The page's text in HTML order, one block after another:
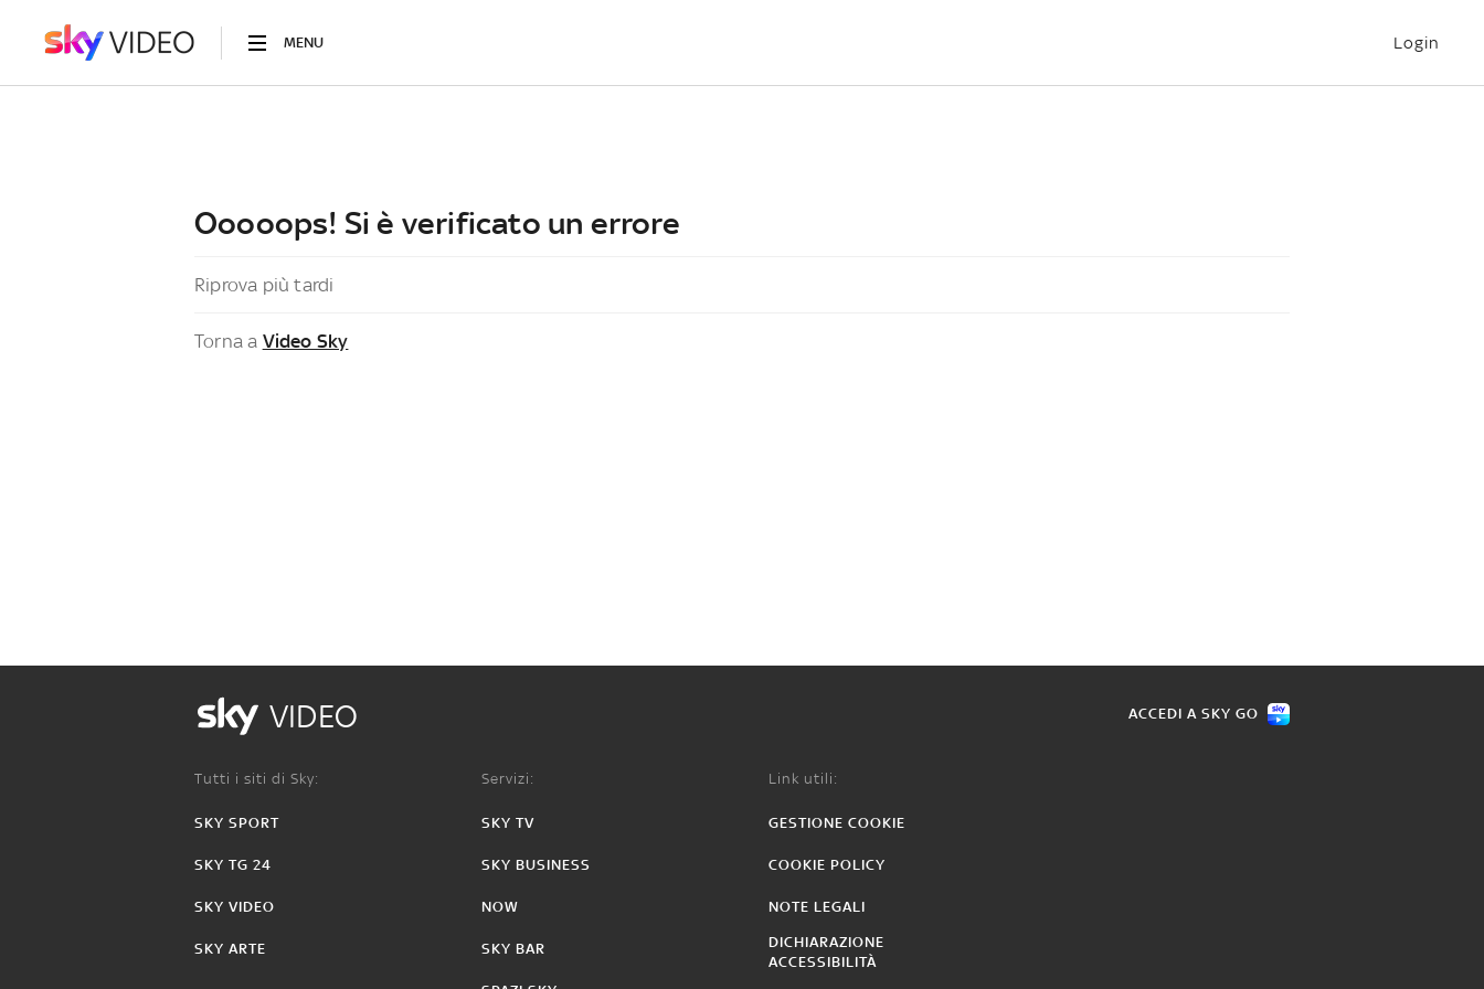
MENU Login
Ooooops! Si è verificato un errore
Riprova più tardi
Torna a Video Sky
VIDEO ACCEDI A SKY GO
Tutti i siti di Sky:
SKY SPORT
SKY TG 24
SKY VIDEO
SKY ARTE
Servizi:
SKY TV
SKY BUSINESS
NOW
SKY BAR
Link utili:
GESTIONE COOKIE
COOKIE POLICY
NOTE LEGALI
DICHIARAZIONE
ACCESSIBILITÀ